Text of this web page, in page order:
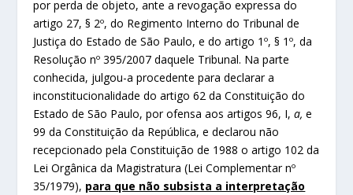
por perda de objeto, ante a revogação expressa do
artigo 27, § 2º, do Regimento Interno do Tribunal de
Justiça do Estado de São Paulo, e do artigo 1º, § 1º, da
Resolução nº 395/2007 daquele Tribunal. Na parte
conhecida, julgou-a procedente para declarar a
inconstitucionalidade do artigo 62 da Constituição do
Estado de São Paulo, por ofensa aos artigos 96, I,a, e
99 da Constituição da República, e declarou não
recepcionado pela Constituição de 1988 o artigo 102 da
Lei Orgânica da Magistratura (Lei Complementar nº
35/1979), para que não subsista a interpretação